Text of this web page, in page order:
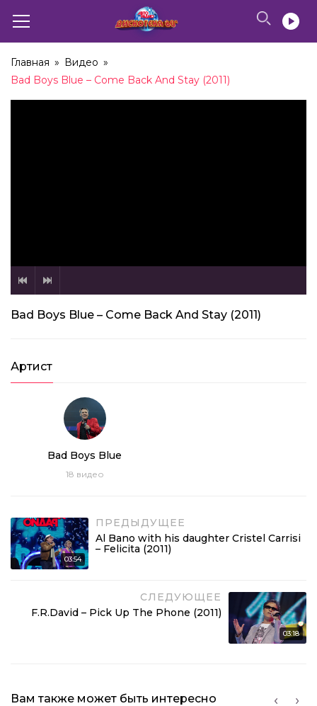
Главная » Видео »
Bad Boys Blue – Come Back And Stay (2011)
Bad Boys Blue – Come Back And Stay (2011)
Артист
Bad Boys Blue
18 видео
03:54
ПРЕДЫДУЩЕЕ
Al Bano with his daughter Cristel Carrisi
– Felicita (2011)
СЛЕДУЮЩЕЕ
F.R.David – Pick Up The Phone (2011)
03:18
Вам также может быть интересно